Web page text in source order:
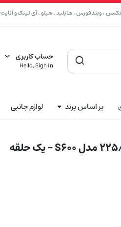
، ویندفورس ، هابلید ، هیلو ، آی لینک و آنایت
حساب کاربری
Hello, Sign In
بر اساس برند لوازم جانبی